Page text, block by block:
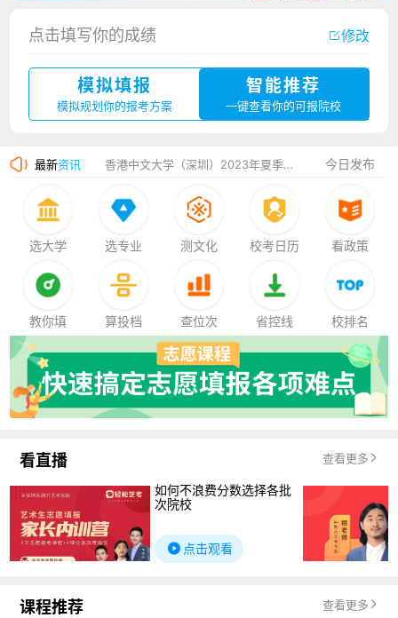
点击填写你的成绩 修改
模拟填报
模拟规划你的报考方案
智能推荐
一键查看你的可报院校
最新资讯
广州华立科技职业学院2023年夏季高考招生简章
香港中文大学（深圳）2023年夏季高考招生简章
厦门大学嘉庚学院2023年艺术类招生简章
今日发布
选大学 选专业 测文化 校考日历 看政策
教你填 算投档 查位次 省控线 校排名
看直播 查看更多
如何不浪费分数选择各批
次院校
点击观看
课程推荐 查看更多